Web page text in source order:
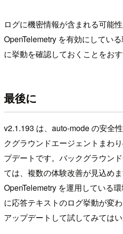
ログに機密情報が含まれる可能性
OpenTelemetry を有効にしてい
に挙動を確認しておくことをおす
最後に
v2.1.193 は、auto-mode の安全
クグラウンドエージェントまわ
プデートです。バックグラウン
ては、複数の体験改善が見込めま
OpenTelemetry を運用している
に応答テキストのログ挙動が変
アップデートして試してみてはい